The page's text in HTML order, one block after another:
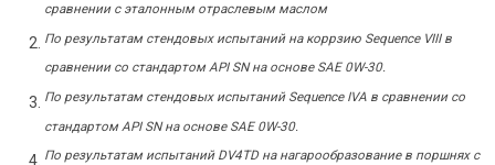
сравнении с эталонным отраслевым маслом
По результатам стендовых испытаний на коррзию Sequence VIII в
сравнении со стандартом API SN на основе SAE 0W-30.
По результатам стендовых испытаний Sequence IVA в сравнении со
стандартом API SN на основе SAE 0W-30.
По результатам испытаний DV4TD на нагарообразование в поршнях с